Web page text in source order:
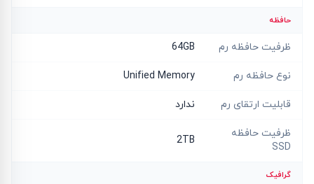
حافظه
ظرفیت حافظه رم 64GB
نوع حافظه رم Unified Memory
قابلیت ارتقای رم ندارد
ظرفیت حافظه
SSD
2TB
گرافیک